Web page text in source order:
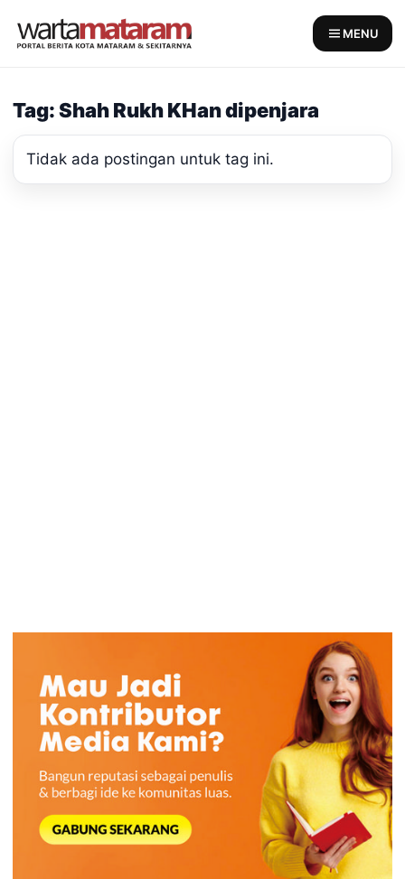
MENU
Tag: Shah Rukh KHan dipenjara
Tidak ada postingan untuk tag ini.